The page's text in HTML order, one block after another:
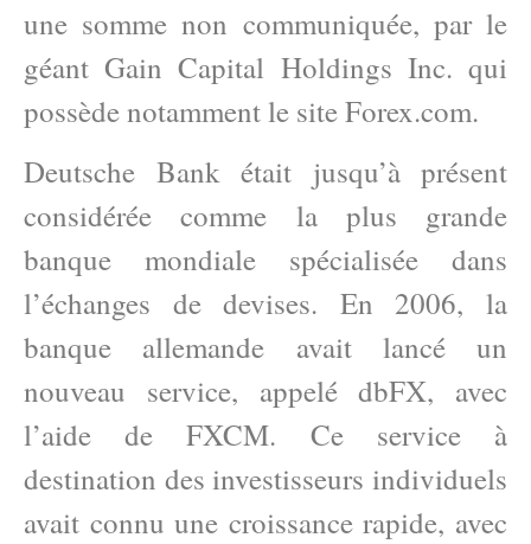
une somme non communiquée, par le
géant Gain Capital Holdings Inc. qui
possède notamment le site Forex.com.
Deutsche Bank était jusqu’à présent
considérée comme la plus grande
banque mondiale spécialisée dans
l’échanges de devises. En 2006, la
banque allemande avait lancé un
nouveau service, appelé dbFX, avec
l’aide de FXCM. Ce service à
destination des investisseurs individuels
avait connu une croissance rapide, avec